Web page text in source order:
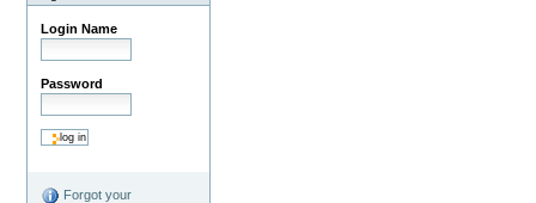
Login Name
Password
Forgot your